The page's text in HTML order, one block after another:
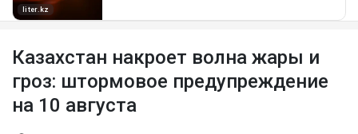
Казахстан накроет волна жары и
гроз: штормовое предупреждение
на 10 августа